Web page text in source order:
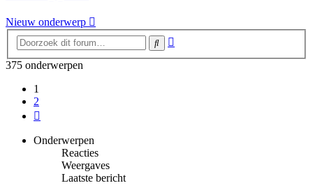
Nieuw onderwerp
Zoek
375 onderwerpen
1
2
Onderwerpen
Reacties
Weergaves
Laatste bericht